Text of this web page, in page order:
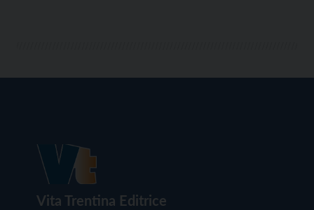
Vita Trentina Editrice